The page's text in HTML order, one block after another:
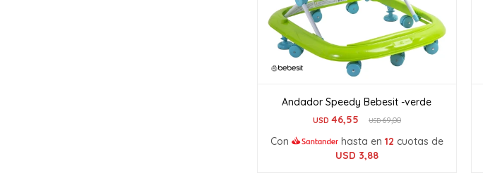
Andador Speedy Bebesit -verde
USD 46,55 USD69,00
Con hasta en 12 cuotas de
USD 3,88